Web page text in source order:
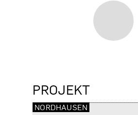
PROJEKT
NORDHAUSEN